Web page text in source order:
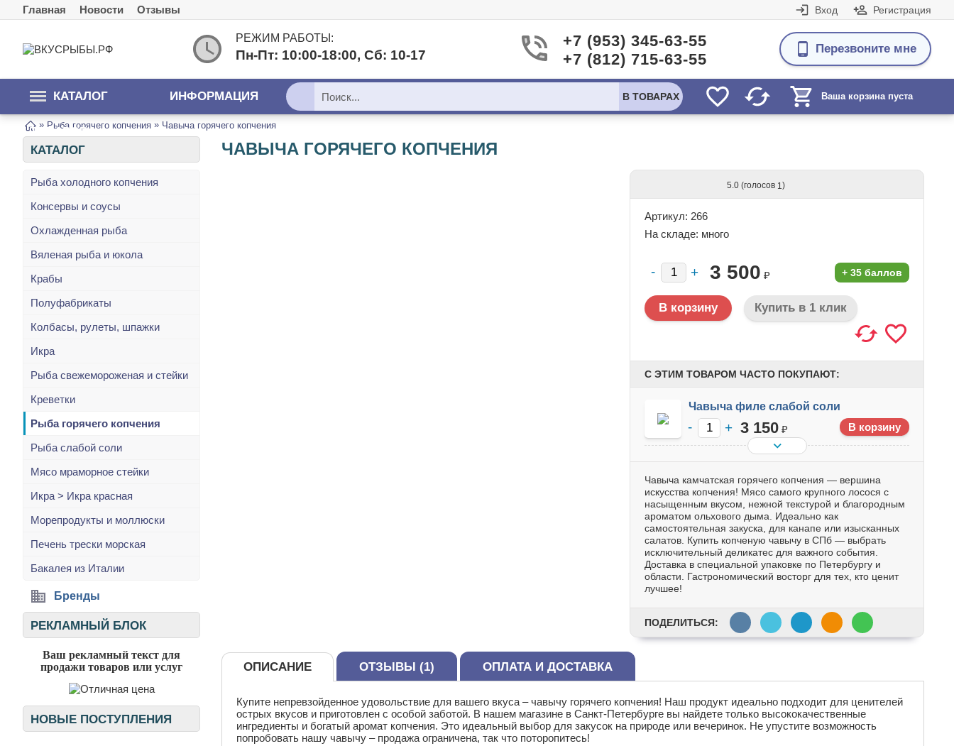
Главная Новости Отзывы Вход Регистрация
РЕЖИМ РАБОТЫ:
Пн-Пт: 10:00-18:00, Сб: 10-17
+7 (953) 345-63-55
+7 (812) 715-63-55
Перезвоните мне
КАТАЛОГ
ТОВАРОВ
ИНФОРМАЦИЯ Ваша корзина пуста
В ТОВАРАХ
» Рыба горячего копчения » Чавыча горячего копчения
КАТАЛОГ
Рыба холодного копчения
Консервы и соусы
Охлажденная рыба
Вяленая рыба и юкола
Крабы
Полуфабрикаты
Колбасы, рулеты, шпажки
Икра
Рыба свежемороженая и стейки
Креветки
Рыба горячего копчения
Рыба слабой соли
Мясо мраморное стейки
Икра > Икра красная
Морепродукты и моллюски
Печень трески морская
Бакалея из Италии
Бренды
РЕКЛАМНЫЙ БЛОК
Ваш рекламный текст для
продажи товаров или услуг
НОВЫЕ ПОСТУПЛЕНИЯ
ЧАВЫЧА ГОРЯЧЕГО КОПЧЕНИЯ
5.0 (голосов 1 )
Артикул: 266
На складе: много
3 500 ₽ + 35 баллов
Купить в 1 клик
С ЭТИМ ТОВАРОМ ЧАСТО ПОКУПАЮТ:
Чавыча филе слабой соли
3 150 ₽
Чавыча камчатская горячего копчения — вершина
искусства копчения! Мясо самого крупного лосося с
насыщенным вкусом, нежной текстурой и благородным
ароматом ольхового дыма. Идеально как
самостоятельная закуска, для канапе или изысканных
салатов. Купить копченую чавычу в СПб — выбрать
исключительный деликатес для важного события.
Доставка в специальной упаковке по Петербургу и
области. Гастрономический восторг для тех, кто ценит
лучшее!
ПОДЕЛИТЬСЯ:
ОПИСАНИЕ ОТЗЫВЫ (1) ОПЛАТА И ДОСТАВКА
Купите непревзойденное удовольствие для вашего вкуса – чавычу горячего копчения! Наш продукт идеально подходит для ценителей
острых вкусов и приготовлен с особой заботой. В нашем магазине в Санкт-Петербурге вы найдете только высококачественные
ингредиенты и богатый аромат копчения. Это идеальный выбор для закусок на природе или вечеринок. Не упустите возможность
попробовать нашу чавычу – продажа ограничена, так что поторопитесь!